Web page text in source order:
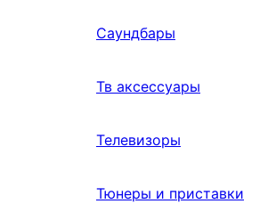
Саундбары
Тв аксессуары
Телевизоры
Тюнеры и приставки